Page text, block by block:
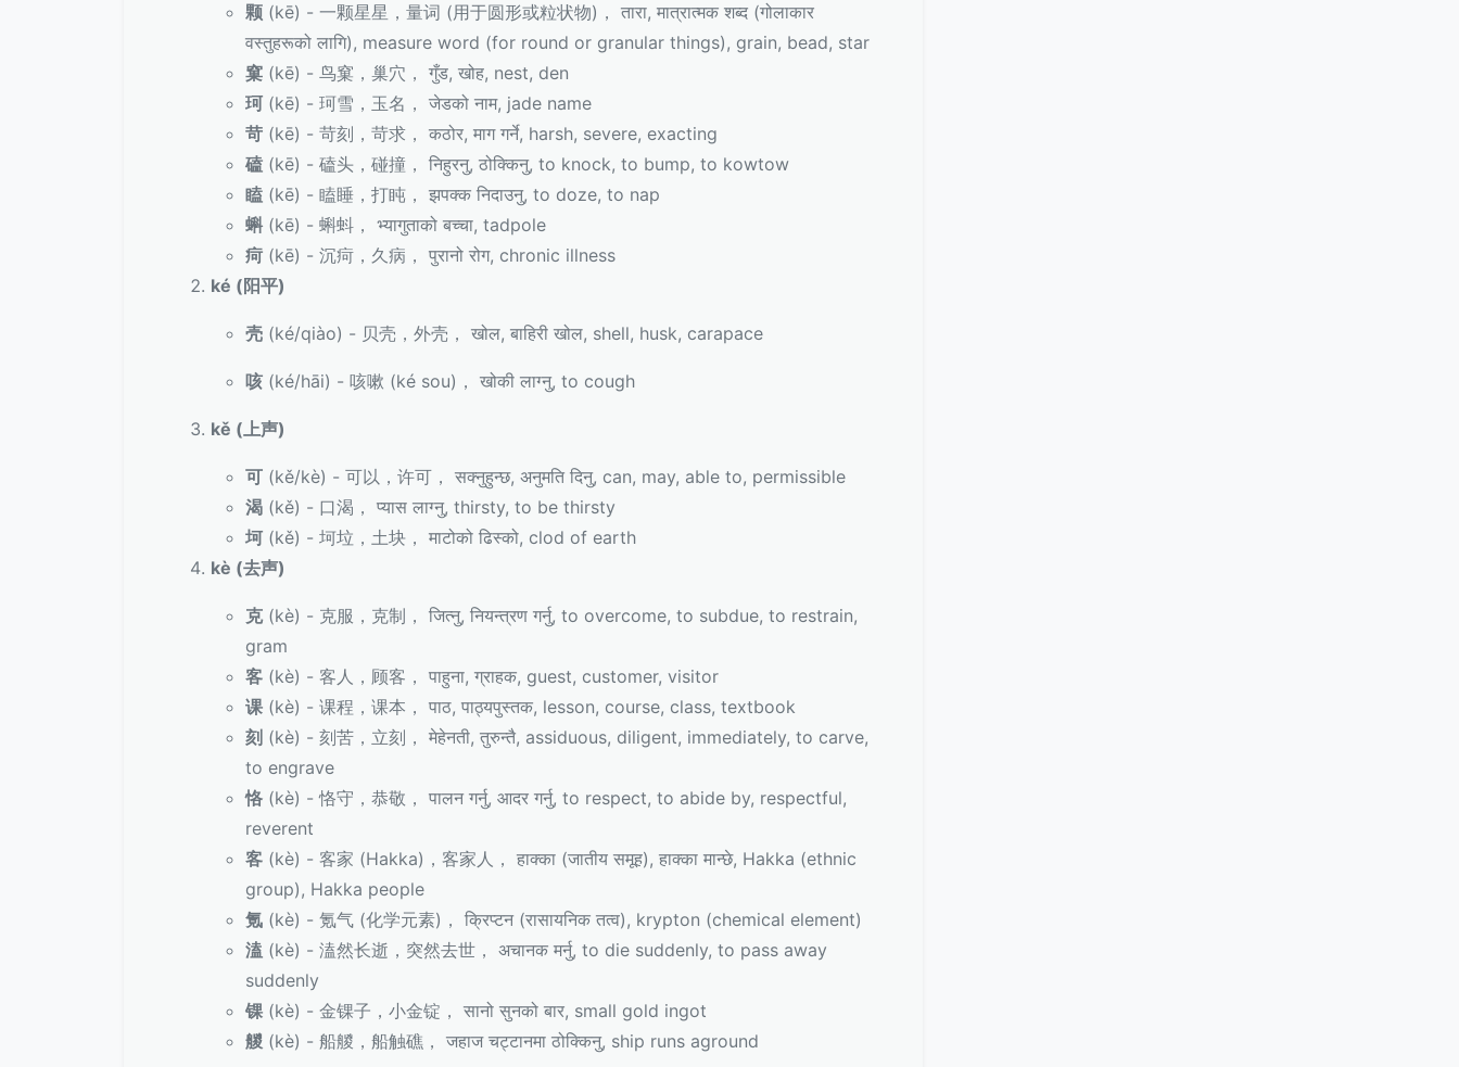
颗 (kē) - 一颗星星，量词 (用于圆形或粒状物)， तारा, मात्रात्मक शब्द (गोलाकार
वस्तुहरूको लागि), measure word (for round or granular things), grain, bead, star
窠 (kē) - 鸟窠，巢穴， गुँड, खोह, nest, den
珂 (kē) - 珂雪，玉名， जेडको नाम, jade name
苛 (kē) - 苛刻，苛求， कठोर, माग गर्ने, harsh, severe, exacting
磕 (kē) - 磕头，碰撞， निहुरनु, ठोक्किनु, to knock, to bump, to kowtow
瞌 (kē) - 瞌睡，打盹， झपक्क निदाउनु, to doze, to nap
蝌 (kē) - 蝌蚪， भ्यागुताको बच्चा, tadpole
疴 (kē) - 沉疴，久病， पुरानो रोग, chronic illness
ké (阳平)
壳 (ké/qiào) - 贝壳，外壳， खोल, बाहिरी खोल, shell, husk, carapace
咳 (ké/hāi) - 咳嗽 (ké sou)， खोकी लाग्नु, to cough
kě (上声)
可 (kě/kè) - 可以，许可， सक्नुहुन्छ, अनुमति दिनु, can, may, able to, permissible
渴 (kě) - 口渴， प्यास लाग्नु, thirsty, to be thirsty
坷 (kě) - 坷垃，土块， माटोको ढिस्को, clod of earth
kè (去声)
克(kè) - 克服，克制， जित्नु, नियन्त्रण गर्नु, to overcome, to subdue, to restrain,
gram
客 (kè) - 客人，顾客， पाहुना, ग्राहक, guest, customer, visitor
课 (kè) - 课程，课本， पाठ, पाठ्यपुस्तक, lesson, course, class, textbook
刻 (kè) - 刻苦，立刻， मेहेनती, तुरुन्तै, assiduous, diligent, immediately, to carve,
to engrave
恪 (kè) - 恪守，恭敬， पालन गर्नु, आदर गर्नु, to respect, to abide by, respectful,
reverent
客 (kè) - 客家 (Hakka)，客家人， हाक्का (जातीय समूह), हाक्का मान्छे, Hakka (ethnic
group), Hakka people
氪 (kè) - 氪气 (化学元素)， क्रिप्टन (रासायनिक तत्व), krypton (chemical element)
溘 (kè) - 溘然长逝，突然去世， अचानक मर्नु, to die suddenly, to pass away
suddenly
锞 (kè) - 金锞子，小金锭， सानो सुनको बार, small gold ingot
艐 (kè) - 船艐，船触礁， जहाज चट्टानमा ठोक्किनु, ship runs aground